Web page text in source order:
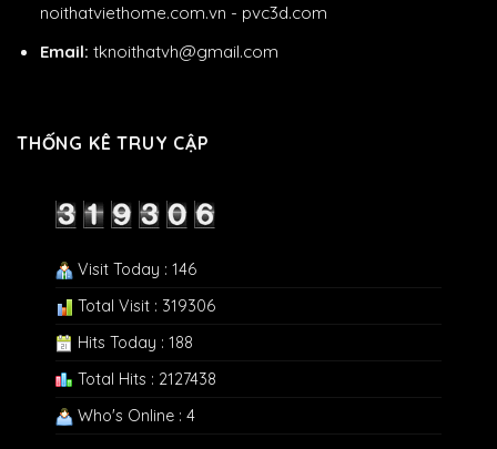
noithatviethome.com.vn - pvc3d.com
Email: tknoithatvh@gmail.com
THỐNG KÊ TRUY CẬP
Visit Today : 146
Total Visit : 319306
Hits Today : 188
Total Hits : 2127438
Who's Online : 4